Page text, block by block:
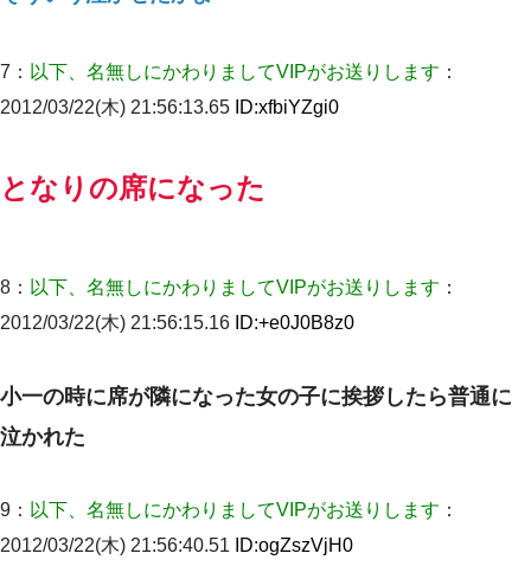
したので、母が・・・
嫁が弁護士を連れてきて「悪いと思うなら慰謝料を払って離婚し
ろ」→ 俺「完全に恐喝になってますね」「お前、これが詐欺だっ
小2の頃、妹と昼寝してたら家が火事になってて気づくと逃げ場が
なかった。妹を抱き締めて「ﾀﾋんじゃうよ」って泣いてたら…
んな時間に誰と電話してんの？」嫁「ごめんなさい…！（大号
泣」俺（キターー）→
7： 以下、名無しにかわりましてVIPがお送りします ：
2012/03/22(木) 21:56:13.65 ID:xfbiYZgi0
となりの席になった
8： 以下、名無しにかわりましてVIPがお送りします ：
2012/03/22(木) 21:56:15.16 ID:+e0J0B8z0
小一の時に席が隣になった女の子に挨拶したら普通に
泣かれた
9： 以下、名無しにかわりましてVIPがお送りします ：
2012/03/22(木) 21:56:40.51 ID:ogZszVjH0